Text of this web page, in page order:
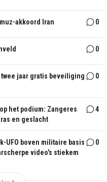
akkoord Iran 0
0
jaar gratis beveiliging
0
het podium: Zangeres
en geslacht
4
UFO boven militaire basis
video's stiekem
0